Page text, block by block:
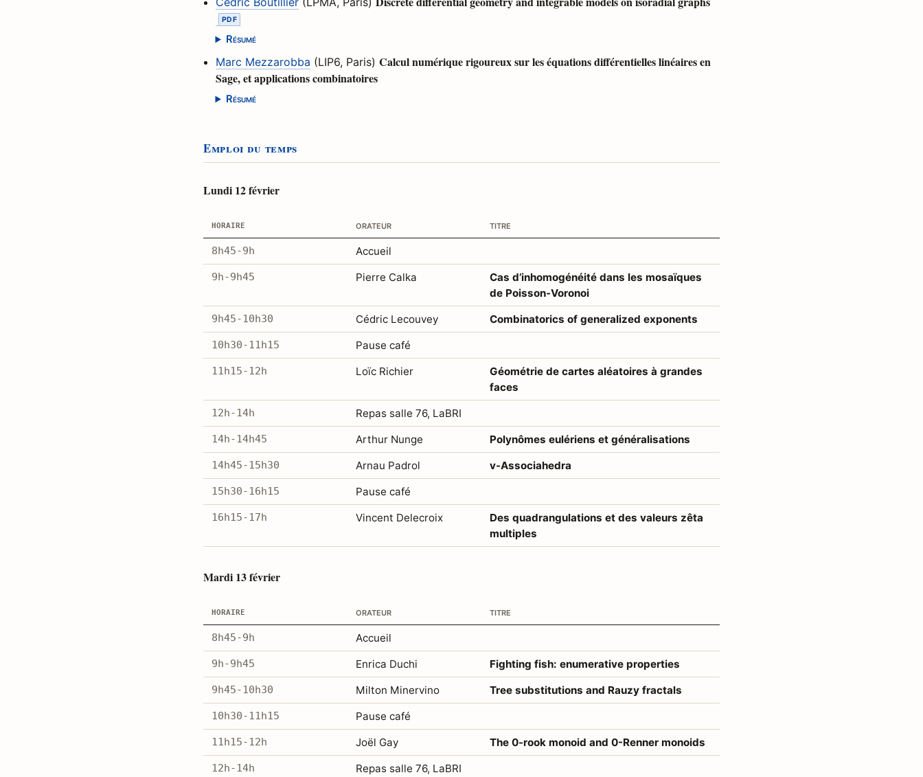
Résumé
Marc Mezzarobba (LIP6, Paris) Calcul numérique rigoureux sur les équations différentielles linéaires en
Sage, et applications combinatoires
Résumé
Emploi du temps
Lundi 12 février
horaire orateur titre
8h45-9h Accueil
9h-9h45 Pierre Calka
Cas d’inhomogénéité dans les mosaïques
de Poisson-Voronoi
9h45-10h30 Cédric Lecouvey Combinatorics of generalized exponents
10h30-11h15 Pause café
11h15-12h Loïc Richier
Géométrie de cartes aléatoires à grandes
faces
12h-14h Repas salle 76, LaBRI
14h-14h45 Arthur Nunge Polynômes eulériens et généralisations
14h45-15h30 Arnau Padrol v-Associahedra
15h30-16h15 Pause café
16h15-17h Vincent Delecroix
Des quadrangulations et des valeurs zêta
multiples
Mardi 13 février
horaire orateur titre
8h45-9h Accueil
9h-9h45 Enrica Duchi Fighting fish: enumerative properties
9h45-10h30 Milton Minervino Tree substitutions and Rauzy fractals
10h30-11h15 Pause café
11h15-12h Joël Gay The 0-rook monoid and 0-Renner monoids
12h-14h Repas salle 76, LaBRI